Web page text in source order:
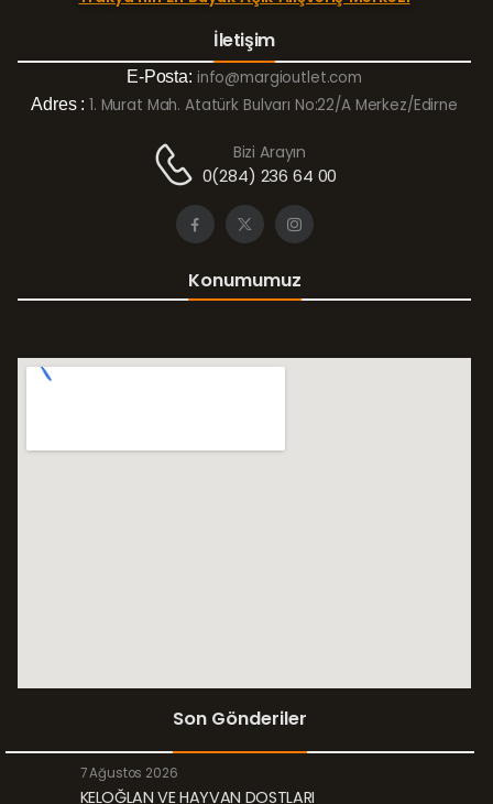
İletişim
E-Posta: info@margioutlet.com
Adres : 1. Murat Mah. Atatürk Bulvarı No:22/A Merkez/Edirne
Bizi Arayın
0(284) 236 64 00
Konumumuz
Son Gönderiler
7 Ağustos 2026
KELOĞLAN VE HAYVAN DOSTLARI